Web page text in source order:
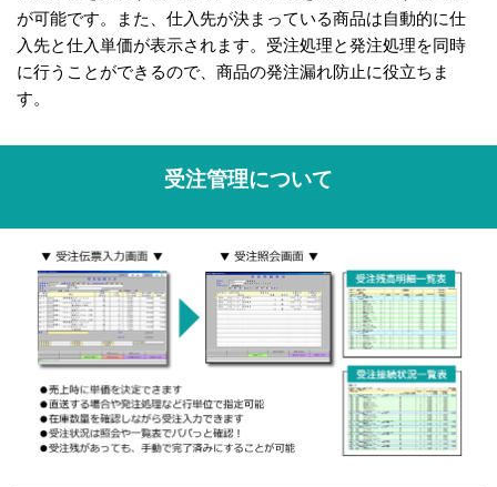
が可能です。また、仕入先が決まっている商品は自動的に仕
入先と仕入単価が表示されます。受注処理と発注処理を同時
に行うことができるので、商品の発注漏れ防止に役立ちま
す。
受注管理について